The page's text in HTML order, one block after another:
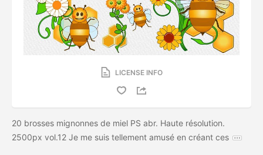
LICENSE INFO
20 brosses mignonnes de miel PS abr. Haute résolution.
2500px vol.12 Je me suis tellement amusé en créant ces